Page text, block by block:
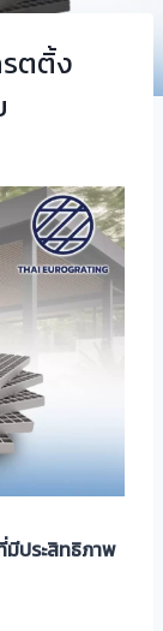
รตติ้ง
มีประสิทธิภาพ